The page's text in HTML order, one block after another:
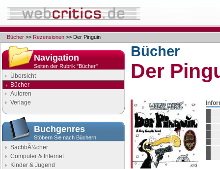
Bücher >> Rezensionen >> Der Pinguin
Navigation
Seiten der Rubrik "Bücher"
Übersicht
Bücher
Autoren
Verlage
Buchgenres
Stöbern Sie nach Büchern
SachbÃ¼cher
Computer & Internet
Kinder & Jugend
Bücher
Der